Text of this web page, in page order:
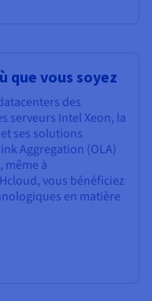
que vous soyez
des
serveurs Intel Xeon, la
et ses solutions
Aggregation (OLA)
même à
vous bénéficiez
en matière